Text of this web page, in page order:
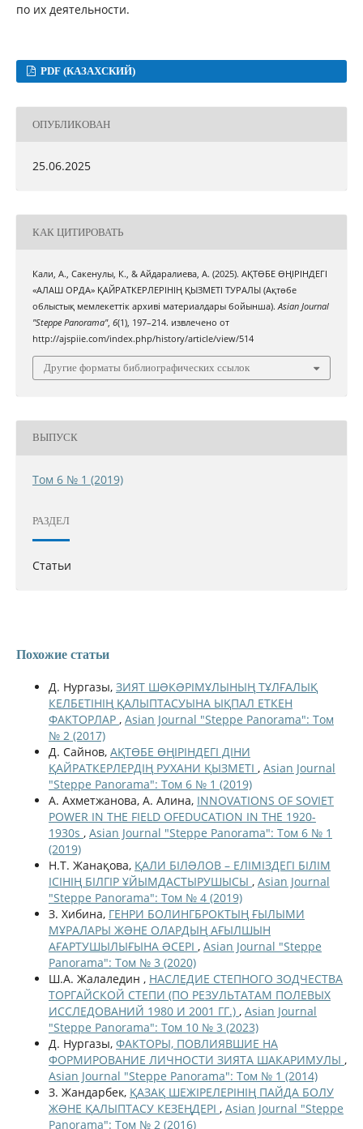
по их деятельности.
PDF (КАЗАХСКИЙ)
ОПУБЛИКОВАН
25.06.2025
КАК ЦИТИРОВАТЬ
Кали, А., Сакенулы, К., & Айдаралиева, А. (2025). АҚТӨБЕ ӨҢІРІНДЕГІ
«АЛАШ ОРДА» ҚАЙРАТКЕРЛЕРІНІҢ ҚЫЗМЕТІ ТУРАЛЫ (Ақтөбе
облыстық мемлекеттік архиві материалдары бойынша).Asian Journal
"Steppe Panorama", 6(1), 197–214. извлечено от
http://ajspiie.com/index.php/history/article/view/514
Другие форматы библиографических ссылок
ВЫПУСК
Том 6 № 1 (2019)
РАЗДЕЛ
Статьи
Похожие статьи
Д. Нургазы, ЗИЯТ ШƏКƏРІМҰЛЫНЫҢ ТҰЛҒАЛЫҚ
КЕЛБЕТІНІҢ ҚАЛЫПТАСУЫНА ЫҚПАЛ ЕТКЕН
ФАКТОРЛАР , Asian Journal "Steppe Panorama": Том
№ 2 (2017)
Д. Сайнов, АҚТӨБЕ ӨҢІРІНДЕГІ ДІНИ
ҚАЙРАТКЕРЛЕРДІҢ РУХАНИ ҚЫЗМЕТІ , Asian Journal
"Steppe Panorama": Том 6 № 1 (2019)
А. Ахметжанова, А. Алина, INNOVATIONS OF SOVIET
POWER IN THE FIELD OFEDUCATION IN THE 1920-
1930s , Asian Journal "Steppe Panorama": Том 6 № 1
(2019)
Н.Т. Жанақова, ҚАЛИ БІЛƏЛОВ – ЕЛІМІЗДЕГІ БІЛІМ
ІСІНІҢ БІЛГІР ҰЙЫМДАСТЫРУШЫСЫ , Asian Journal
"Steppe Panorama": Том № 4 (2019)
З. Хибина, ГЕНРИ БОЛИНГБРОКТЫҢ ҒЫЛЫМИ
МҰРАЛАРЫ ЖƏНЕ ОЛАРДЫҢ АҒЫЛШЫН
АҒАРТУШЫЛЫҒЫНА ƏСЕРІ , Asian Journal "Steppe
Panorama": Том № 3 (2020)
Ш.А. Жалаледин , НАСЛЕДИЕ СТЕПНОГО ЗОДЧЕСТВА
ТОРГАЙСКОЙ СТЕПИ (ПО РЕЗУЛЬТАТАМ ПОЛЕВЫХ
ИССЛЕДОВАНИЙ 1980 И 2001 ГГ.) , Asian Journal
"Steppe Panorama": Том 10 № 3 (2023)
Д. Нургазы, ФАКТОРЫ, ПОВЛИЯВШИЕ НА
ФОРМИРОВАНИЕ ЛИЧНОСТИ ЗИЯТА ШАКАРИМУЛЫ ,
Asian Journal "Steppe Panorama": Том № 1 (2014)
З. Жандарбек, ҚАЗАҚ ШЕЖІРЕЛЕРІНІҢ ПАЙДА БОЛУ
ЖƏНЕ ҚАЛЫПТАСУ КЕЗЕҢДЕРІ , Asian Journal "Steppe
Panorama": Том № 2 (2016)